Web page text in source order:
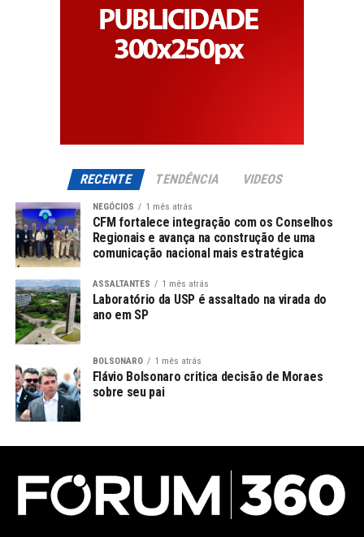
RECENTE TENDÊNCIA VIDEOS
NEGÓCIOS 1 mês atrás
CFM fortalece integração com os Conselhos
Regionais e avança na construção de uma
comunicação nacional mais estratégica
ASSALTANTES 1 mês atrás
Laboratório da USP é assaltado na virada do
ano em SP
BOLSONARO 1 mês atrás
Flávio Bolsonaro critica decisão de Moraes
sobre seu pai